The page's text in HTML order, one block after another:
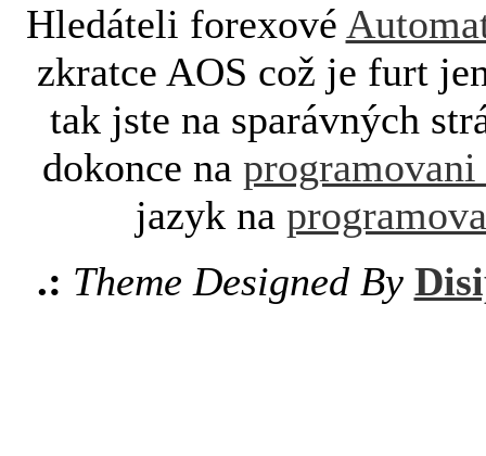
Hledáteli forexové
zkratce AOS což je furt
tak jste na sparávných
dokonce na programovani
jazyk na
.: Theme Designed By